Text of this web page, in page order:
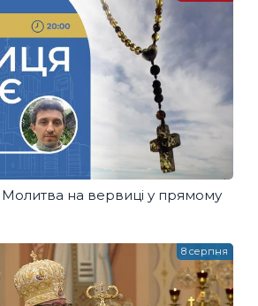
на вервиці у прямому
8 серпня